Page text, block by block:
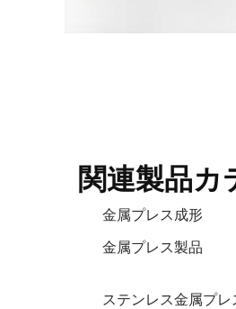
関連製品カ
金属プレス成形
金属プレス製品
ステンレス金属プレ